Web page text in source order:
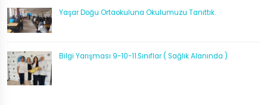
Yaşar Doğu Ortaokuluna Okulumuzu Tanıttık.
Bilgi Yarışması 9-10-11.Sınıflar ( Sağlık Alanında )